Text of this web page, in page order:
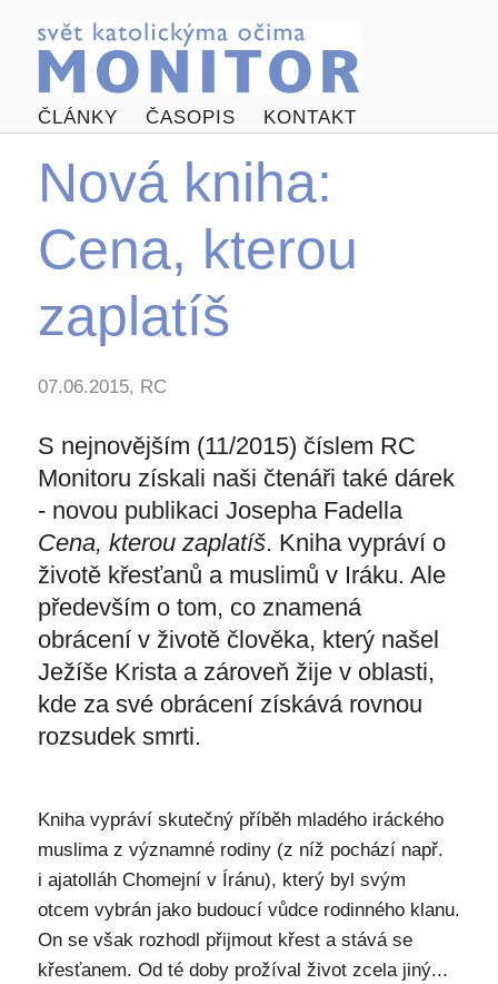
ČLÁNKY ČASOPIS KONTAKT
Nová kniha:
Cena, kterou
zaplatíš
07.06.2015, RC
S nejnovějším (11/2015) číslem RC
Monitoru získali naši čtenáři také dárek
- novou publikaci Josepha Fadella
Cena, kterou zaplatíš. Kniha vypráví o
životě křesťanů a muslimů v Iráku. Ale
především o tom, co znamená
obrácení v životě člověka, který našel
Ježíše Krista a zároveň žije v oblasti,
kde za své obrácení získává rovnou
rozsudek smrti.
Kniha vypráví skutečný příběh mladého iráckého
muslima z významné rodiny (z níž pochází např.
i ajatolláh Chomejní v Íránu), který byl svým
otcem vybrán jako budoucí vůdce rodinného klanu.
On se však rozhodl přijmout křest a stává se
křesťanem. Od té doby prožíval život zcela jiný...